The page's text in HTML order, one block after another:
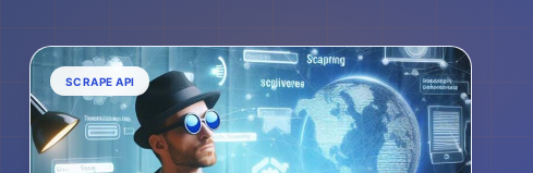
SCRAPE API